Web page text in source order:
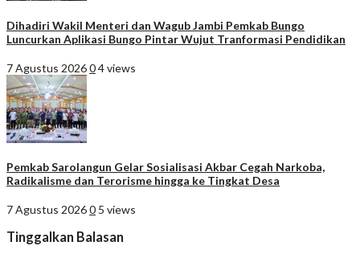
Dihadiri Wakil Menteri dan Wagub Jambi Pemkab Bungo
Luncurkan Aplikasi Bungo Pintar Wujut Tranformasi Pendidikan
7 Agustus 202604 views
Pemkab Sarolangun Gelar Sosialisasi Akbar Cegah Narkoba,
Radikalisme dan Terorisme hingga ke Tingkat Desa
7 Agustus 20260 5 views
Tinggalkan Balasan